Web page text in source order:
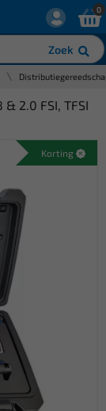
Zoek
0
& 2.0 FSI, TFSI
Korting